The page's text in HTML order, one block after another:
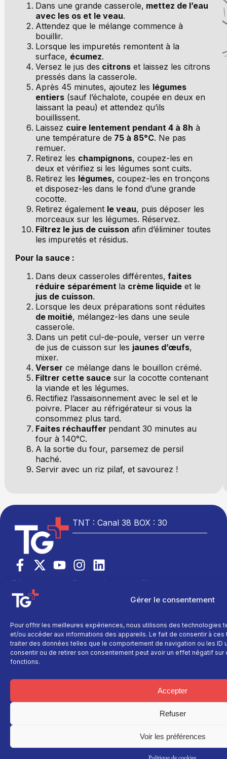
Gérer le consentement
Pour offrir les meilleures expériences, nous utilisons des technologies
et/ou accéder aux informations des appareils. Le fait de consentir à
traiter des données telles que le comportement de navigation ou les ID
consentir ou de retirer son consentement peut avoir un effet négatif
fonctions.
Accepter
Refuser
Voir les préférences
Dans une grande casserole, mettez de l’eau
avec les os et le veau.
Attendez que le mélange commence à
bouillir.
Lorsque les impuretés remontent à la
surface, écumez.
Versez le jus des citrons et laissez les citrons
pressés dans la casserole.
Après 45 minutes, ajoutez les légumes
entiers (sauf l’échalote, coupée en deux en
laissant la peau) et attendez qu’ils
bouillissent.
Laissez cuire lentement pendant 4 à 8h à
une température de 75 à 85°C. Ne pas
remuer.
Retirez les champignons, coupez-les en
deux et vérifiez si les légumes sont cuits.
Retirez les légumes, coupez-les en tronçons
et disposez-les dans le fond d’une grande
cocotte.
Retirez également le veau, puis déposer les
morceaux sur les légumes. Réservez.
Filtrez le jus de cuisson afin d’éliminer toutes
les impuretés et résidus.
Pour la sauce :
Dans deux casseroles différentes, faites
réduire séparément la crème liquide et le
jus de cuisson.
Lorsque les deux préparations sont réduites
de moitié, mélangez-les dans une seule
casserole.
Dans un petit cul-de-poule, verser un verre
de jus de cuisson sur les jaunes d’œufs,
mixer.
Verser ce mélange dans le bouillon crémé.
Filtrer cette sauce sur la cocotte contenant
la viande et les légumes.
Rectifiez l’assaisonnement avec le sel et le
poivre. Placer au réfrigérateur si vous la
consommez plus tard.
Faites réchauffer pendant 30 minutes au
four à 140°C.
A la sortie du four, parsemez de persil
haché.
Servir avec un riz pilaf, et savourez !
TNT : Canal 38 BOX : 30
L’agence
TG+
Fil info
Replay
Programme TV
La chaine
Le média
En savoir plus
Données
personnelles
Politique cookie
Fil
Actualité
Montagne
Recettes
Faits
Événements
Économie